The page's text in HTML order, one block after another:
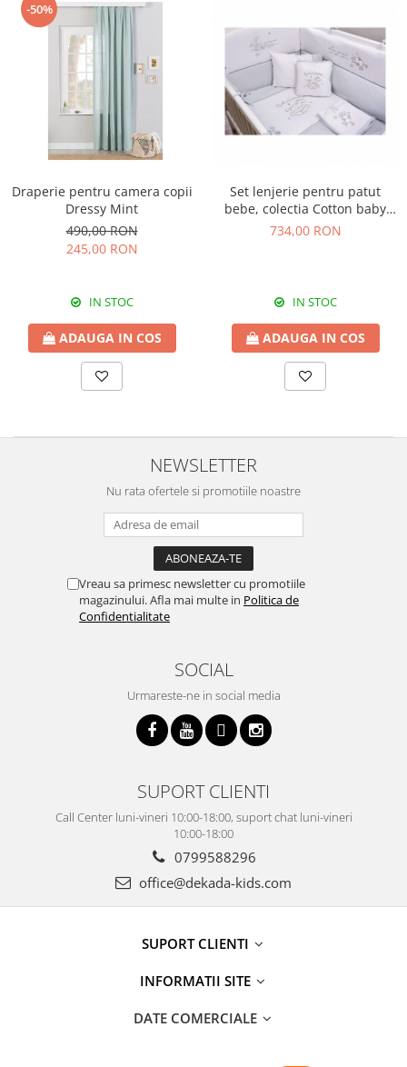
-50%
Draperie pentru camera copii
Dressy Mint
490,00 RON
245,00 RON
IN STOC
ADAUGA IN COS
Set lenjerie pentru patut
bebe, colectia Cotton baby
80x130 cm
734,00 RON
IN STOC
ADAUGA IN COS
NEWSLETTER
Nu rata ofertele si promotiile noastre
Vreau sa primesc newsletter cu promotiile
magazinului. Afla mai multe in Politica de
Confidentialitate
SOCIAL
Urmareste-ne in social media
SUPORT CLIENTI
Call Center luni-vineri 10:00-18:00, suport chat luni-vineri
10:00-18:00
0799588296
office@dekada-kids.com
SUPORT CLIENTI
INFORMATII SITE
DATE COMERCIALE